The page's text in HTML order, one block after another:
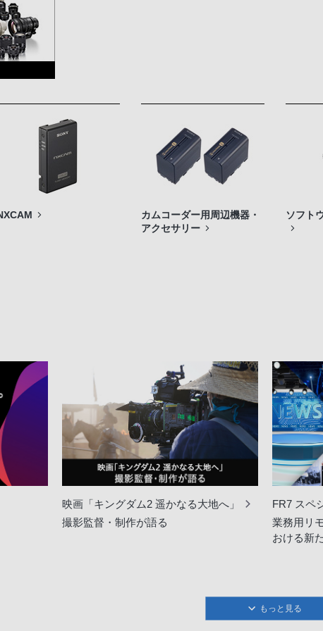
カムコーダー用周辺機器・
アクセサリー
ソフト
映画「キングダム2 遥かなる大地へ」
撮影監督・制作が語る
FR7 スペ
業務用リ
おける新
もっと見る